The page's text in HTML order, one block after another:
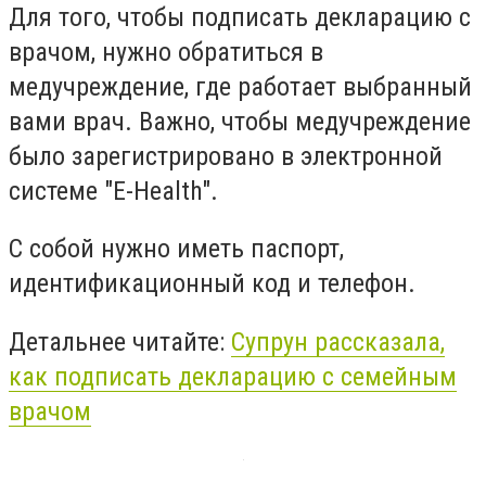
Для того, чтобы подписать декларацию с
врачом, нужно обратиться в
медучреждение, где работает выбранный
вами врач. Важно, чтобы медучреждение
было зарегистрировано в электронной
системе "E-Health".
С собой нужно иметь паспорт,
идентификационный код и телефон.
Детальнее читайте: Супрун рассказала,
как подписать декларацию с семейным
врачом